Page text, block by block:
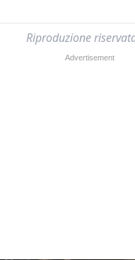
Riproduzione